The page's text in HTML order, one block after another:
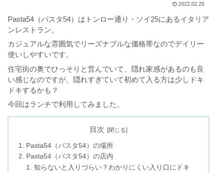
2022.02.25
Pasta54（パスタ54）はトンロー通り・ソイ25にあるイタリア
ンレストラン。
カジュアルな雰囲気でリーズナブルな価格帯なのでデイリー
使いしやすいです。
住宅街の奥でひっそりと営んでいて、隠れ家感があるのも良
い感じなのですが、隠れすぎていて初めて入る方は少しドキ
ドキするかも？
今回はランチで利用してみました。
目次
Pasta54（パスタ54）の場所
Pasta54（パスタ54）の店内
知らないと入りづらい？わかりにくい入り口にドキ